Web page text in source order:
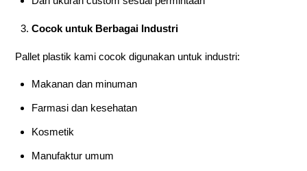
Cocok untuk Berbagai Industri
Pallet plastik kami cocok digunakan untuk industri:
Makanan dan minuman
Farmasi dan kesehatan
Kosmetik
Manufaktur umum